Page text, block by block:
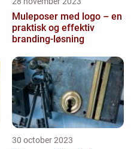
Muleposer med logo – en
praktisk og effektiv
branding-løsning
30 october 2023